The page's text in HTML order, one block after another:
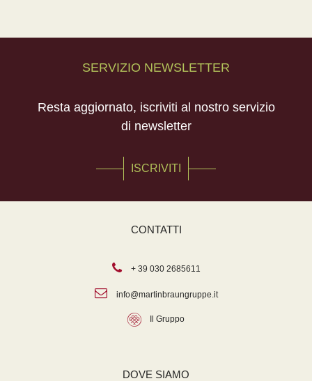
SERVIZIO NEWSLETTER
Resta aggiornato, iscriviti al nostro servizio
di newsletter
ISCRIVITI
CONTATTI
+ 39 030 2685611
info@martinbraungruppe.it
Il Gruppo
DOVE SIAMO